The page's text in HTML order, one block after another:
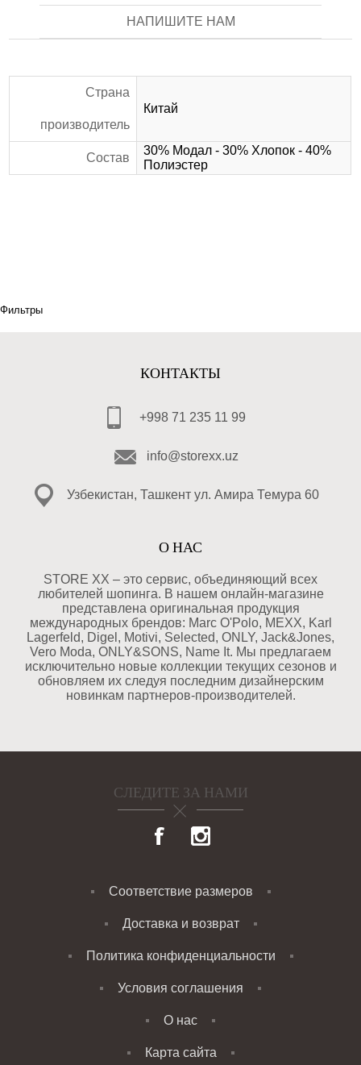
НАПИШИТЕ НАМ
Страна
производитель
Китай
Состав
30% Модал - 30% Хлопок - 40%
Полиэстер
Фильтры
КОНТАКТЫ
+998 71 235 11 99
info@storexx.uz
Узбекистан, Ташкент ул. Амира Темура 60
О НАС
STORE XX – это сервис, объединяющий всех
любителей шопинга. В нашем онлайн-магазине
представлена оригинальная продукция
международных брендов: Marc O'Polo, MEXX, Karl
Lagerfeld, Digel, Motivi, Selected, ONLY, Jack&Jones,
Vero Moda, ONLY&SONS, Name It. Мы предлагаем
исключительно новые коллекции текущих сезонов и
обновляем их следуя последним дизайнерским
новинкам партнеров-производителей.
СЛЕДИТЕ ЗА НАМИ
Соответствие размеров
Доставка и возврат
Политика конфиденциальности
Условия соглашения
О нас
Карта сайта